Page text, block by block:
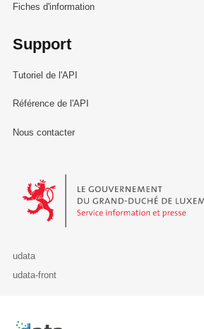
Fiches d'information
Support
Tutoriel de l'API
Référence de l'API
Nous contacter
Le Gouvernement du Grand-Duché de
udata
udata-front